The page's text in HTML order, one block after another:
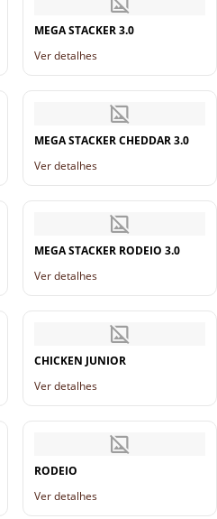
MEGA STACKER 3.0
Ver detalhes
MEGA STACKER CHEDDAR 3.0
Ver detalhes
MEGA STACKER RODEIO 3.0
Ver detalhes
CHICKEN JUNIOR
Ver detalhes
RODEIO
Ver detalhes